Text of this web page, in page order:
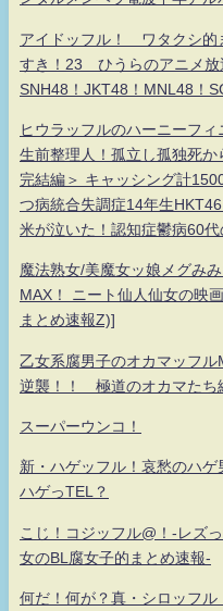
アイドッフル！ ワタクシ
すき！23 ひうらのアニメ
SNH48！JKT48！MNL48！
ヒウラッフルのハーニーフ
生前整理人！孤立し孤独死
完結編＞ キャッシング計
つ病統合失調症14年生
米が泣いた！認知症鬱病60
魔法熟女/美魔女ッ娘メグみ
MAX！ ニート仙人仙女の映
まとめ速報Z)]
乙女系腐男子のオカマッフ
逆襲！！ 極道のオカマたち
スーパーウンコ！
新・ハゲッフル！哀愁のハゲ
ハゲっTEL？
こじ！コジッフル@！-レズ
女のBL腐女子的まとめ速報-
何だ！何が？真・シロッ